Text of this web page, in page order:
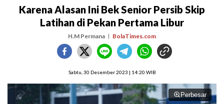
Karena Alasan Ini Bek Senior Persib Skip
Latihan di Pekan Pertama Libur
H.M Permana BolaTimes.com
Sabtu, 30 Desember 2023 | 14:20 WIB
Perbesar